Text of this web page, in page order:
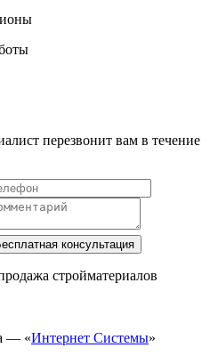
перезвонит вам в течение
стройматериалов
— «Интернет Системы»